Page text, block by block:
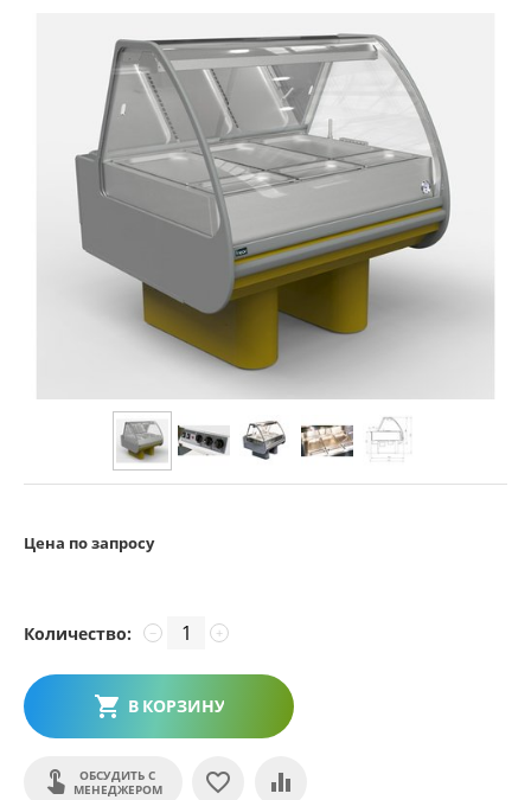
Цена по запросу
Количество: +
−
В КОРЗИНУ
ОБСУДИТЬ С
МЕНЕДЖЕРОМ